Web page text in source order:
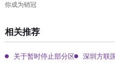
你成为销冠
相关推荐
关于暂时停止部分区域上门收货
深圳方联